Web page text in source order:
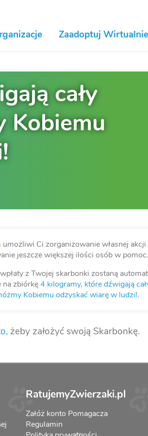
Zaadoptuj Wirtualnie
cały
Kobiemu
umożliwi Ci zorganizowanie własnej akcji
jeszcze większej ilości osób w pomoc.
z Twojej skarbonki zostaną
na zbiórkę4 kilogramy, które dźwigają
Kobiemu odzyskać wiarę w ludzi!.
żeby założyć swoją Skarbonkę.
RatujemyZwierzaki.pl
Załóż konto Pomagacza
Regulamin